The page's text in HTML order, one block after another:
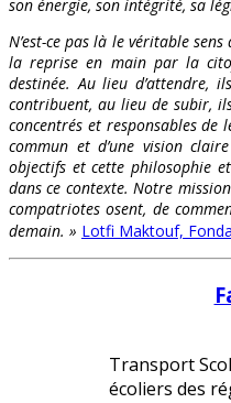
son énergie, son intégrité, sa
N’est-ce pas là le véritable
la reprise en main par la
destinée. Au lieu d’attendre,
contribuent, au lieu de subir,
concentrés et responsables de
commun et d’une vision
objectifs et cette philosophie
dans ce contexte. Notre
compatriotes osent, de
demain. » Lotfi Maktouf,
Transport
écoliers des